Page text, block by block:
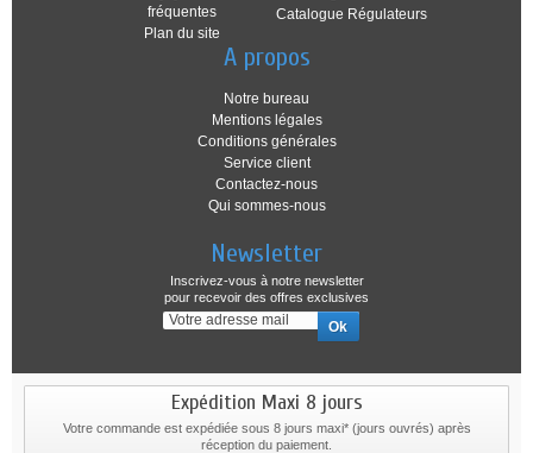
fréquentes
Plan du site
Catalogue Régulateurs
A propos
Notre bureau
Mentions légales
Conditions générales
Service client
Contactez-nous
Qui sommes-nous
Newsletter
Inscrivez-vous à notre newsletter
pour recevoir des offres exclusives
Expédition Maxi 8 jours
Votre commande est expédiée sous 8 jours maxi* (jours ouvrés) après
réception du paiement.